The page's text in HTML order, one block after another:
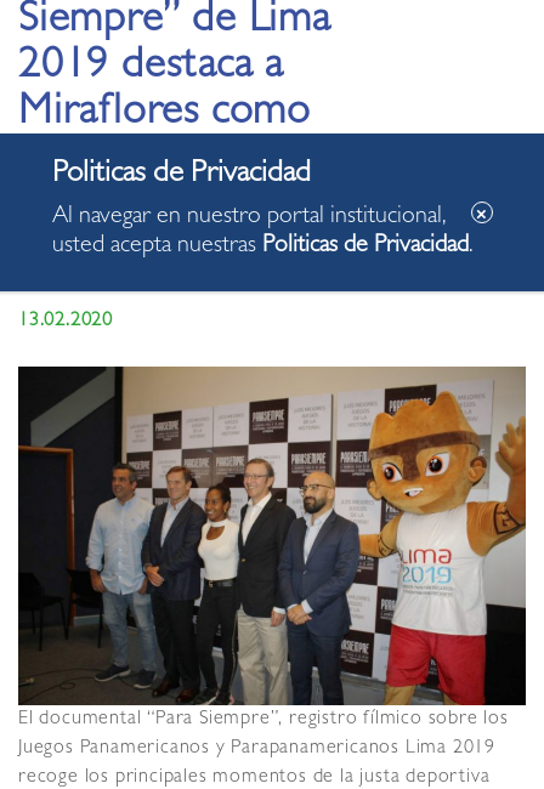
Siempre” de Lima
2019 destaca a
Miraflores como
escenario de triunfos
peruanos y cuna de
campeones
13.02.2020
El documental “Para Siempre”, registro fílmico sobre los
Juegos Panamericanos y Parapanamericanos Lima 2019
recoge los principales momentos de la justa deportiva
Al navegar en nuestro portal institucional,
usted acepta nuestras Politicas de Privacidad.